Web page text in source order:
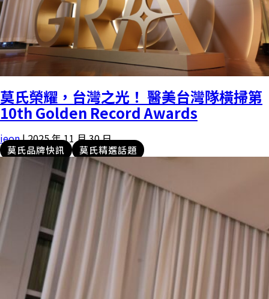
莫氏榮耀，台灣之光！ 醫美台灣隊橫掃第
10th Golden Record Awards
ieon|2025 年 11 月 30 日
莫氏品牌快訊 莫氏精選話題